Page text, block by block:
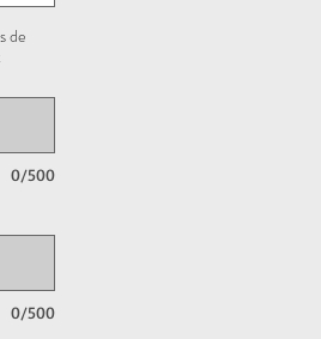
de
0/500
0/500